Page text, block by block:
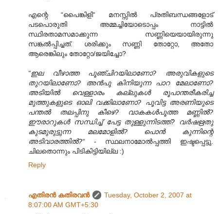
എന്റെ “പൈങ്കിളി“ മനസ്സില്‍ പ്രതിബന്ധങ്ങളോട്
പടപൊരുതി അമ്മച്ചിയോടൊപ്പം നാട്ടില്‍
സ്ഥിരതാമസമാക്കുന്ന സണ്ണിയെയായിരുന്നു
സങ്കല്‍‌പ്പിച്ചത്. ശരിക്കും സണ്ണി തോറ്റോ, അതോ
ആരെങ്കിലും തോറ്റോ/ജയിച്ചോ?
“ഇല വീഴാത്ത പൂഞ്ചിറയിലാണോ? അരുവികളുടെ
തുറയിലാണോ? അന്‍പു കിനിയുന്ന പാറ മേലാണോ?
അടിയില്‍ വെള്ളാരം കല്ലുകള്‍ രൂപാന്തരീകരിച്ച
മുത്തുകളുടെ ഓലി വക്കിലാണോ? പൂവിട്ട അരണിയുടെ
പന്തല്‍ തല‍പ്പിനു കീഴെ? വാകകള്‍പൂത്ത മണ്ണില്‍?
ഈരാറുകള്‍ സന്ധിച്ച് പേട്ട തുള്ളുന്നിടത്ത്? വര്‍ഷഋതു
കുടമുരുട്ടുന്ന മലമോളില്‍? പൊന്‍ കുന്നിന്റെ
അടിവാരത്തില്‍?“ - സ്ഥലനാമോല്‍‌പ്പത്തി ഇഷ്ടപ്പെട്ടു.
ചിലതൊന്നും പിടികിട്ടിയില്ല :)
Reply
എതിരന്‍ കതിരവന്‍
Tuesday, October 2, 2007 at
8:07:00 AM GMT+5:30